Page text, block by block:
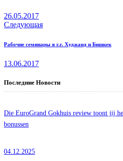
26.05.2017
Следующая
Рабочие семинары в г.г. Худжанд и Бишкек
13.06.2017
Последние Новости
Die EuroGrand Gokhuis review toont jij
bonussen
04.12.2025